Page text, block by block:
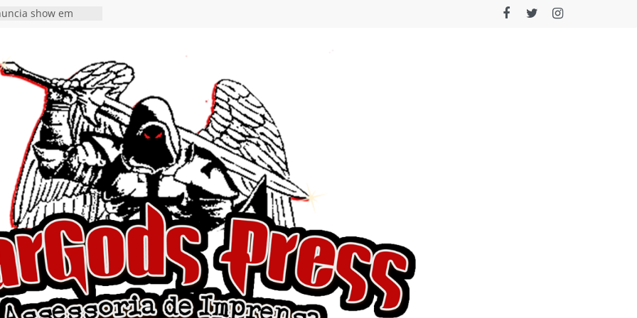
show em
hiato de uma
lançamento do EP
I Begin”
o single “Keep
Alive!” e detalha
novo álbum
detalha a
Rig” definitivo
Hell’s Heroes
de guitar & bass
“Eclipse”, segundo
“Dreaming”